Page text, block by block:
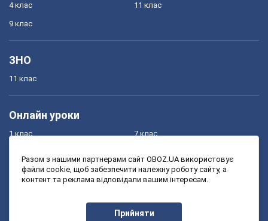
4 клас
9 клас
11 клас
ЗНО
11 клас
Онлайн уроки
1 клас
3 клас
7 клас
9 клас
Разом з нашими партнерами сайт OBOZ.UA використовує
файли cookie, щоб забезпечити належну роботу сайту, а
контент та реклама відповідали вашим інтересам.
Прийняти